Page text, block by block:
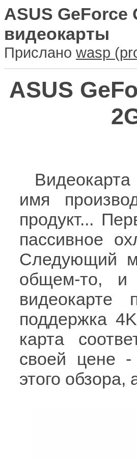
ASUS GeForce
видеокарты
Прислано wasp
ASUS
имя
продукт...
пассивное
Следующий
общем-то, и
видеокарте
поддержка
карта
своей цене -
этого обзора,